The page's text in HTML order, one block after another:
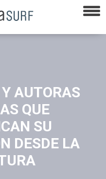
AUTORAS
QUE
SU
DESDE LA